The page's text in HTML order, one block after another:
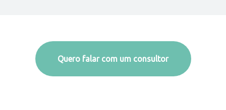
Quero falar com um consultor